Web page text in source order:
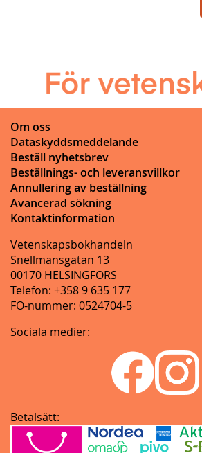
Om oss
Dataskyddsmeddelande
Beställ nyhetsbrev
Beställnings- och leveransvillkor
Annullering av beställning
Avancerad sökning
Kontaktinformation
Vetenskapsbokhandeln
Snellmansgatan 13
00170 HELSINGFORS
Telefon: +358 9 635 177
FO-nummer: 0524704-5
Sociala medier:
Betalsätt: